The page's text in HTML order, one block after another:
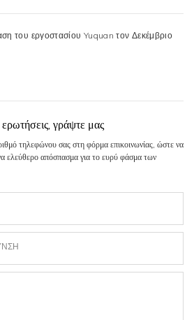
του εργοστασίου Yuquan τον Δεκέμβριο
γράψτε μας
τηλεφώνου σας στη φόρμα επικοινωνίας, ώστε να
ελεύθερο απόσπασμα για το ευρύ φάσμα των